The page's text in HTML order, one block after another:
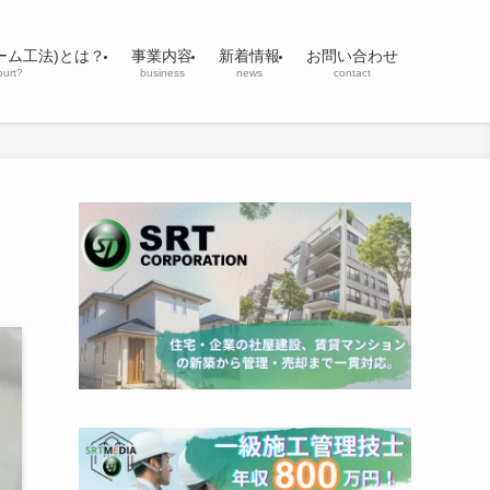
ム工法)とは？ 事業内容
business
新着情報
news
お問い合わせ
contact